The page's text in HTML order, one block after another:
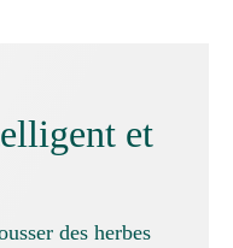
et
des herbes